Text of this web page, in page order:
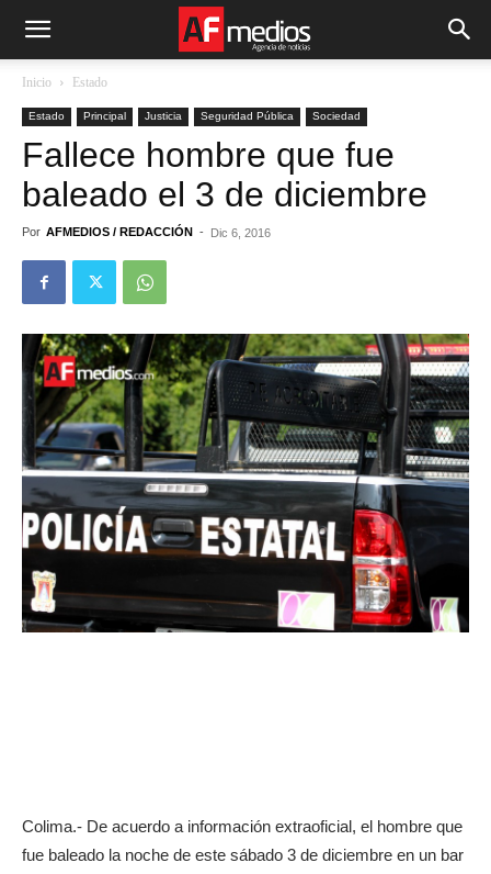
Inicio Estado
Estado Principal Justicia Seguridad Pública Sociedad
Fallece hombre que fue
baleado el 3 de diciembre
Por AFMEDIOS / REDACCIÓN - Dic 6, 2016
Colima.- De acuerdo a información extraoficial, el hombre que
fue baleado la noche de este sábado 3 de diciembre en un bar